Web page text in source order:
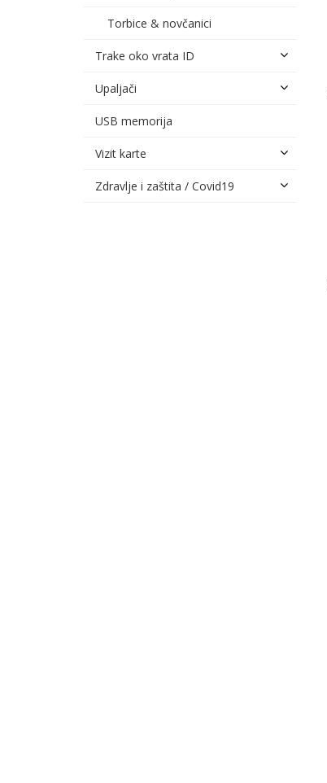
Torbice & novčanici
Trake oko vrata ID
Upaljači
USB memorija
Vizit karte
Zdravlje i zaštita / Covid19